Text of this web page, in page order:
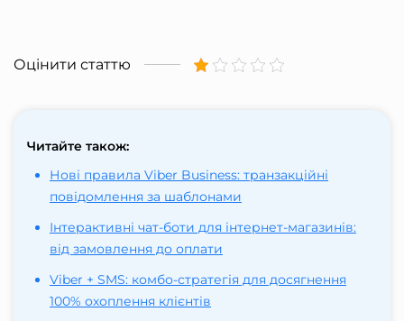
Оцінити статтю
Читайте також:
Нові правила Viber Business: транзакційні
повідомлення за шаблонами
Інтерактивні чат-боти для інтернет-магазинів:
від замовлення до оплати
Viber + SMS: комбо-стратегія для досягнення
100% охоплення клієнтів